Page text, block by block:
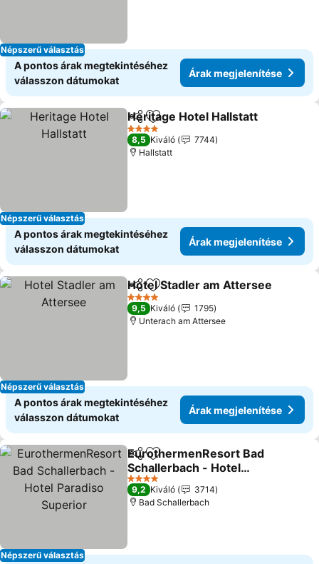
Népszerű választás
A pontos árak megtekintéséhez
válasszon dátumokat
Árak megjelenítése
Népszerű választás
Megosztás
Hozzáadás a kedvencekhez
Heritage Hotel Hallstatt
4 Kategória
8,5 Kiváló
7744
Hallstatt
A pontos árak megtekintéséhez
válasszon dátumokat
Árak megjelenítése
Népszerű választás
Megosztás
Hozzáadás a kedvencekhez
Hotel Stadler am Attersee
4 Kategória
9,5 Kiváló
1795
Unterach am Attersee
A pontos árak megtekintéséhez
válasszon dátumokat
Árak megjelenítése
Népszerű választás
Megosztás
Hozzáadás a kedvencekhez
EurothermenResort Bad
Schallerbach - Hotel
Paradiso Superior
Árak megjelenítése
4 Kategória
9,2 Kiváló
3714
Bad Schallerbach